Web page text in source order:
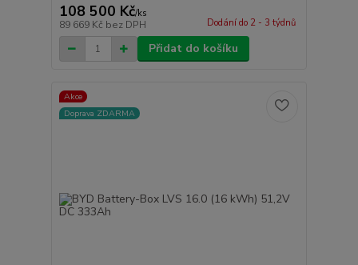
108 500 Kč/ks
89 669 Kč bez DPH Dodání do 2 - 3 týdnů
Přidat do košíku
Akce
Doprava ZDARMA